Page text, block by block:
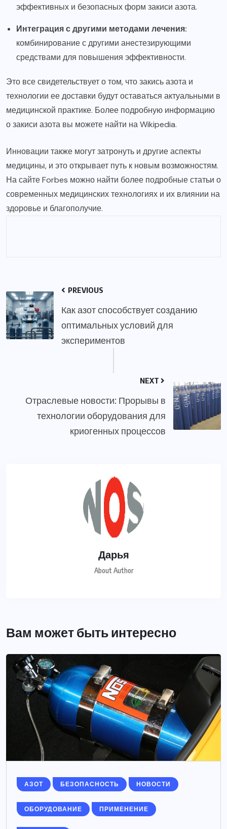
эффективных и безопасных форм закиси азота.
Интеграция с другими методами лечения:
комбинирование с другими анестезирующими
средствами для повышения эффективности.
Это все свидетельствует о том, что закись азота и
технологии ее доставки будут оставаться актуальными в
медицинской практике. Более подробную информацию
о закиси азота вы можете найти наWikipedia.
Инновации также могут затронуть и другие аспекты
медицины, и это открывает путь к новым возможностям.
На сайтеForbes можно найти более подробные статьи о
современных медицинских технологиях и их влиянии на
здоровье и благополучие.
PREVIOUS
Как азот способствует созданию
оптимальных условий для
экспериментов
NEXT
Отраслевые новости: Прорывы в
технологии оборудования для
криогенных процессов
Дарья
About Author
Вам может быть интересно
АЗОТ БЕЗОПАСНОСТЬ НОВОСТИ
ОБОРУДОВАНИЕ ПРИМЕНЕНИЕ